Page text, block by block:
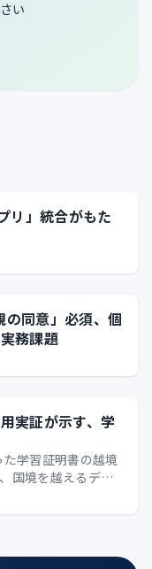
い
リ」統合がもた
の同意」必須、個
務課題
実証が示す、学
学習証明書の越境
国境を越えるデジ